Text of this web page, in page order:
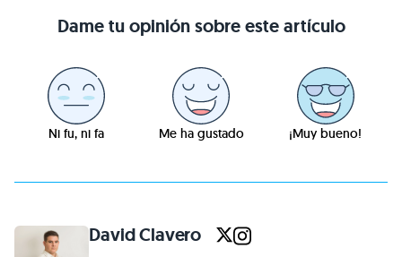
Dame tu opinión sobre este artículo
Ni fu, ni fa Me ha gustado ¡Muy bueno!
David Clavero